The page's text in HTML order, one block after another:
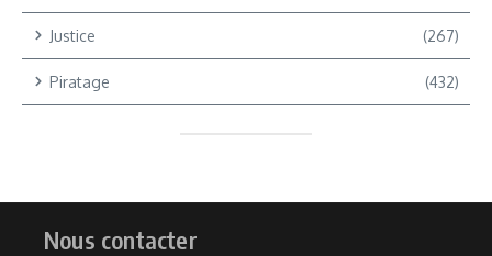
Justice (267)
Piratage (432)
Nous contacter